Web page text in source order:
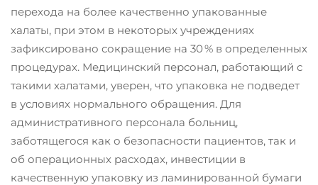
перехода на более качественно упакованные
халаты, при этом в некоторых учреждениях
зафиксировано сокращение на 30 % в определенных
процедурах. Медицинский персонал, работающий с
такими халатами, уверен, что упаковка не подведет
в условиях нормального обращения. Для
административного персонала больниц,
заботящегося как о безопасности пациентов, так и
об операционных расходах, инвестиции в
качественную упаковку из ламинированной бумаги